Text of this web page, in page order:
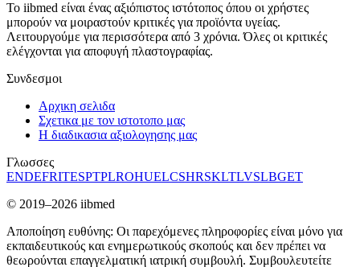
Το iibmed είναι ένας αξιόπιστος ιστότοπος όπου οι χρήστες
μπορούν να μοιραστούν κριτικές για προϊόντα υγείας.
Λειτουργούμε για περισσότερα από 3 χρόνια. Όλες οι κριτικές
ελέγχονται για αποφυγή πλαστογραφίας.
Συνδεσμοι
Αρχικη σελιδα
Σχετικα με τον ιστοτοπο μας
Η διαδικασια αξιολογησης μας
Γλωσσες
ENDEFRITESPTPLROHUELCSHRSKLTLVSLBGET
© 2019–2026 iibmed
Αποποίηση ευθύνης: Οι παρεχόμενες πληροφορίες είναι μόνο για
εκπαιδευτικούς και ενημερωτικούς σκοπούς και δεν πρέπει να
θεωρούνται επαγγελματική ιατρική συμβουλή. Συμβουλευτείτε